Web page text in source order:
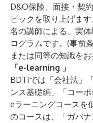
D&O保険、面接・契
ピックを取り上げま
名の講師による、実
ログラムです。(事前
または同等の知識を
「e-learning 」
BDTIでは「会社法」
ンス基礎編」「コー
eラーニングコースを
のコースは、「ガバ